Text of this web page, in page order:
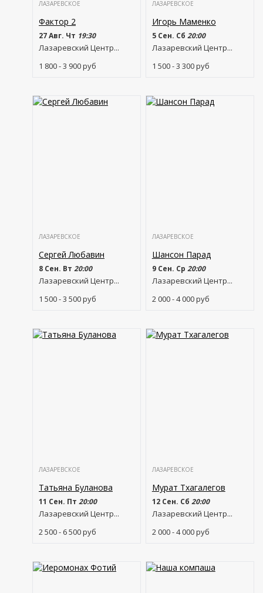
ЛАЗАРЕВСКОЕ
Фактор 2
27 Авг. Чт 19:30
Лазаревский Центр...
1 800 - 3 900руб
ЛАЗАРЕВСКОЕ
Игорь Маменко
5 Сен. Сб 20:00
Лазаревский Центр...
1 500 - 3 300руб
ЛАЗАРЕВСКОЕ
Сергей Любавин
8 Сен. Вт 20:00
Лазаревский Центр...
1 500 - 3 500руб
ЛАЗАРЕВСКОЕ
Шансон Парад
9 Сен. Ср 20:00
Лазаревский Центр...
2 000 - 4 000руб
ЛАЗАРЕВСКОЕ
Татьяна Буланова
11 Сен. Пт 20:00
Лазаревский Центр...
2 500 - 6 500руб
ЛАЗАРЕВСКОЕ
Мурат Тхагалегов
12 Сен. Сб 20:00
Лазаревский Центр...
2 000 - 4 000руб